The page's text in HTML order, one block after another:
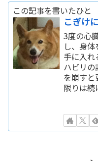
この記事を書いたひと
こぎけに
3度の心
し、身
手に入れ
ハビリの
を崩すと
限りは続